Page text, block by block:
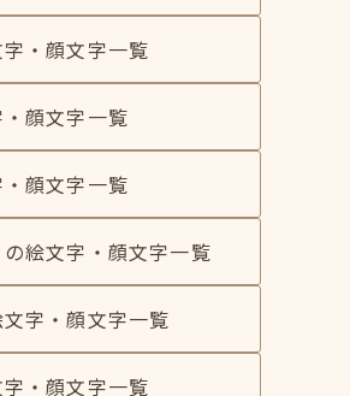
・顔文字一覧
顔文字一覧
顔文字一覧
絵文字・顔文字一覧
字・顔文字一覧
・顔文字一覧